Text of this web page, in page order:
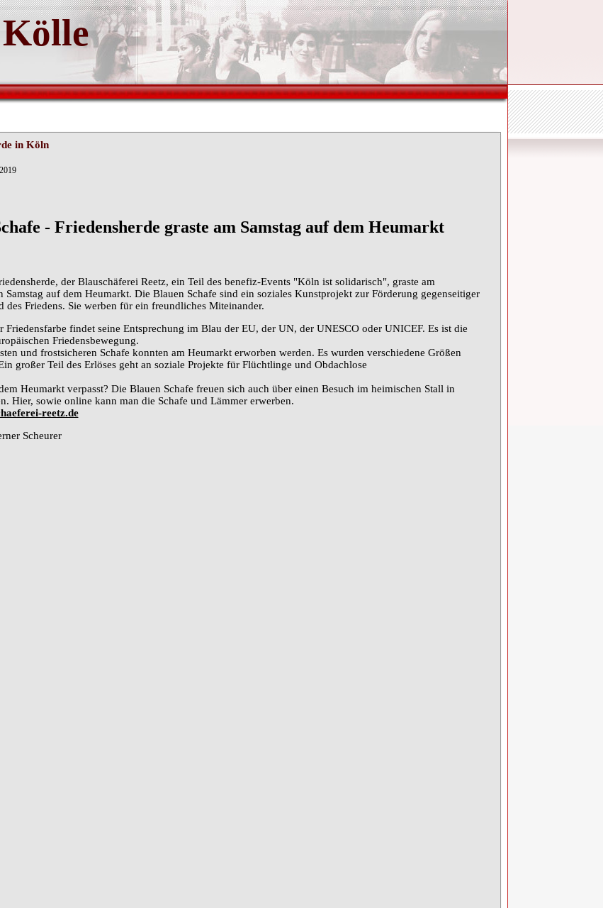
in Köln
- Friedensherde graste am Samstag auf dem Heumarkt
der Blauschäferei Reetz, ein Teil des benefiz-Events "Köln ist solidarisch", graste am
Samstag auf dem Heumarkt. Die Blauen Schafe sind ein soziales Kunstprojekt zur Förderung gegenseitiger
des Friedens. Sie werben für ein freundliches Miteinander.
Friedensfarbe findet seine Entsprechung im Blau der EU, der UN, der UNESCO oder UNICEF. Es ist die
Friedensbewegung.
und frostsicheren Schafe konnten am Heumarkt erworben werden. Es wurden verschiedene Größen
großer Teil des Erlöses geht an soziale Projekte für Flüchtlinge und Obdachlose
Heumarkt verpasst? Die Blauen Schafe freuen sich auch über einen Besuch im heimischen Stall in
Hier, sowie online kann man die Schafe und Lämmer erwerben.
reetz.de
Scheurer